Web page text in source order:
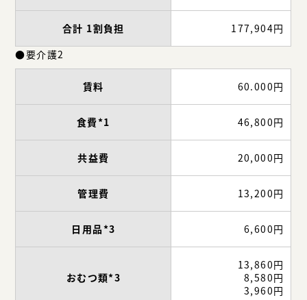
合計 1割負担
177,904円
●要介護2
賃料 60.000円
食費*1 46,800円
共益費 20,000円
管理費 13,200円
日用品*3 6,600円
おむつ類*3
13,860円
8,580円
3,960円